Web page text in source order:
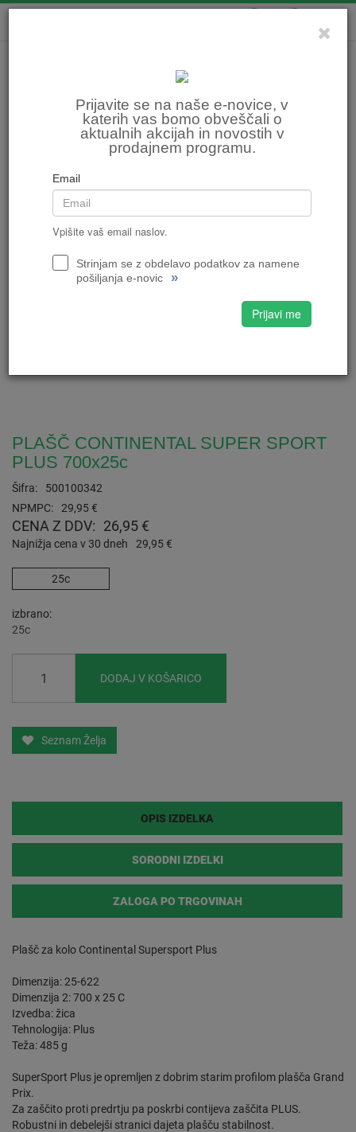
Prijavite se na naše e-novice, v
katerih vas bomo obveščali o
aktualnih akcijah in novostih v
prodajnem programu.
Email
Vpišite vaš email naslov.
Strinjam se z obdelavo podatkov za namene
pošiljanja e-novic
»
Prijavi me
PLAŠČ CONTINENTAL SUPER SPORT
PLUS 700x25c
Šifra:
500100342
NPMPC:
29,95 €
CENA Z DDV: 26,95 €
Najnižja cena v 30 dneh 29,95 €
25c
izbrano
25c
DODAJ V KOŠARICO
Seznam Želja
OPIS IZDELKA
SORODNI IZDELKI
ZALOGA PO TRGOVINAH
Plašč za kolo Continental Supersport Plus
Dimenzija: 25-622
Dimenzija 2: 700 x 25 C
Izvedba: žica
Tehnologija: Plus
Teža: 485 g
SuperSport Plus je opremljen z dobrim starim profilom plašča Grand
Prix.
Za zaščito proti predrtju pa poskrbi contijeva zaščita PLUS.
Robustni in debelejši stranici dajeta plašču stabilnost.